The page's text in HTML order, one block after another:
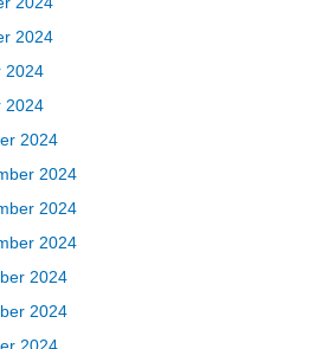
2024
2024
2024
2024
2024
2024
2024
2024
2024